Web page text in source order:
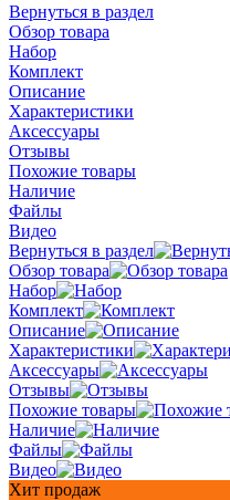
Вернуться в раздел
Обзор товара
Набор
Комплект
Описание
Характеристики
Аксессуары
Отзывы
Похожие товары
Наличие
Файлы
Видео
Вернуться в раздел
Обзор товара
Набор
Комплект
Описание
Характеристики
Аксессуары
Отзывы
Похожие товары
Наличие
Файлы
Видео
Хит продаж